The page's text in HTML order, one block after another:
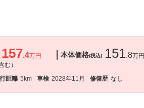
157.4万円
む）
本体価格(税込) 151.8万円
距離 5km 車検 2028年11月 修復歴 なし